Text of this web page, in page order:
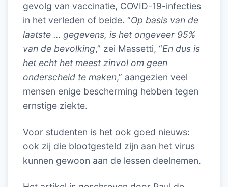
gevolg van vaccinatie, COVID-19-infecties
in het verleden of beide. “Op basis van de
laatste … gegevens, is het ongeveer 95%
van de bevolking,” zei Massetti, “En dus is
het echt het meest zinvol om geen
onderscheid te maken,” aangezien veel
mensen enige bescherming hebben tegen
ernstige ziekte.
Voor studenten is het ook goed nieuws:
ook zij die blootgesteld zijn aan het virus
kunnen gewoon aan de lessen deelnemen.